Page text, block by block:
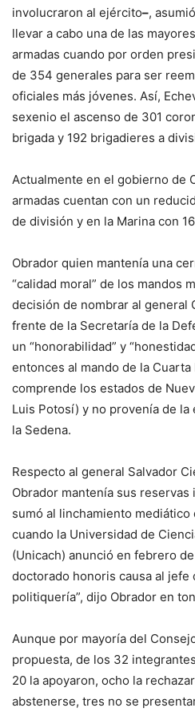
involucraron al ejército–,
llevar a cabo una de las
armadas cuando por orden
de 354 generales para ser
oficiales más jóvenes. Así,
sexenio el ascenso de 301
brigada y 192 brigadieres a
Actualmente en el gobierno de
armadas cuentan con un
de división y en la Marina con
Obrador quien mantenía una
“calidad moral” de los mandos
decisión de nombrar al general
frente de la Secretaría de la
un “honorabilidad” y
entonces al mando de la
comprende los estados de
Luis Potosí) y no provenía de
la Sedena.
Respecto al general Salvador
Obrador mantenía sus
sumó al linchamiento
cuando la Universidad de
(Unicach) anunció en febrero
doctorado honoris causa al jefe
politiquería”, dijo Obrador en
Aunque por mayoría del
propuesta, de los 32
20 la apoyaron, ocho la
abstenerse, tres no se